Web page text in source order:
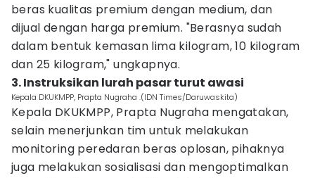
beras kualitas premium dengan medium, dan
dijual dengan harga premium. "Berasnya sudah
dalam bentuk kemasan lima kilogram, 10 kilogram
dan 25 kilogram," ungkapnya.
‎3. Instruksikan lurah pasar turut awasi
Kepala DKUKMPP, Prapta Nugraha .(IDN Times/Daruwaskita)
Kepala DKUKMPP, Prapta Nugraha mengatakan,
selain menerjunkan tim untuk melakukan
monitoring peredaran beras oplosan, pihaknya
juga melakukan sosialisasi dan mengoptimalkan